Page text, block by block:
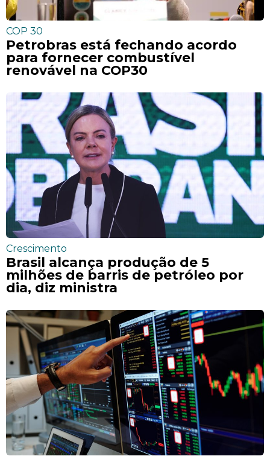
COP 30
Petrobras está fechando acordo
para fornecer combustível
renovável na COP30
Crescimento
Brasil alcança produção de 5
milhões de barris de petróleo por
dia, diz ministra